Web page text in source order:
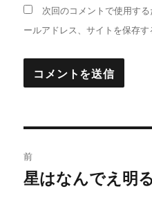
次回のコメントで使用す
ールアドレス、サイトを保存す
稿
前
過
星はなんでえ明